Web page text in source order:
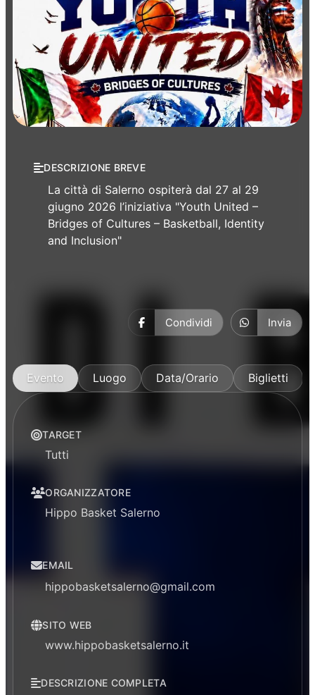
DESCRIZIONE BREVE
La città di Salerno ospiterà dal 27 al 29
giugno 2026 l’iniziativa "Youth United –
Bridges of Cultures – Basketball, Identity
and Inclusion"
Condividi Invia
Evento Luogo Data/Orario Biglietti
TARGET
Tutti
ORGANIZZATORE
Hippo Basket Salerno
EMAIL
hippobasketsalerno@gmail.com
SITO WEB
www.hippobasketsalerno.it
DESCRIZIONE COMPLETA